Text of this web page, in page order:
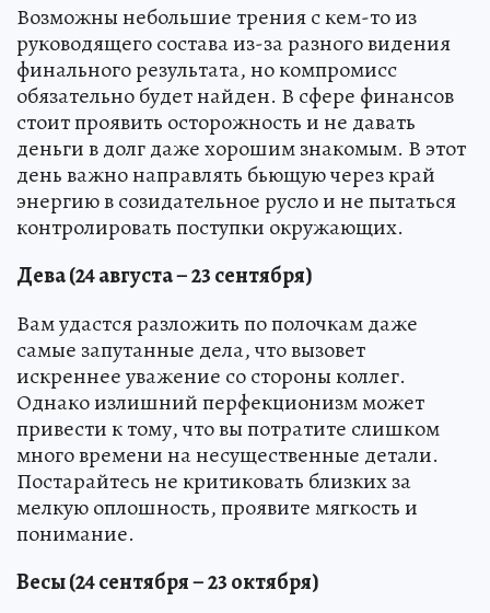
Возможны небольшие трения с кем-то из
руководящего состава из-за разного видения
финального результата, но компромисс
обязательно будет найден. В сфере финансов
стоит проявить осторожность и не давать
деньги в долг даже хорошим знакомым. В этот
день важно направлять бьющую через край
энергию в созидательное русло и не пытаться
контролировать поступки окружающих.
Дева (24 августа – 23 сентября)
Вам удастся разложить по полочкам даже
самые запутанные дела, что вызовет
искреннее уважение со стороны коллег.
Однако излишний перфекционизм может
привести к тому, что вы потратите слишком
много времени на несущественные детали.
Постарайтесь не критиковать близких за
мелкую оплошность, проявите мягкость и
понимание.
Весы (24 сентября – 23 октября)